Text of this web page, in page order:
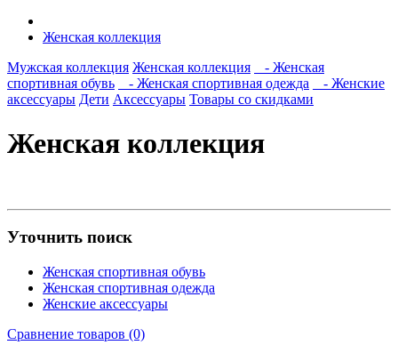
Женская коллекция
Мужская коллекция Женская коллекция
- Женская
спортивная обувь
- Женская спортивная одежда
- Женские
аксессуары Дети Аксессуары Товары со скидками
Женская коллекция
Уточнить поиск
Женская спортивная обувь
Женская спортивная одежда
Женские аксессуары
Сравнение товаров (0)